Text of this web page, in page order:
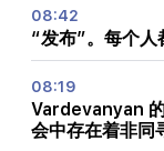
08:42
“发布”。每个
08:19
Vardevanyan
会中存在着非同